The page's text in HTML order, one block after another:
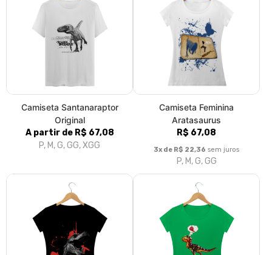
Camiseta Santanaraptor
Original
A partir de R$ 67,08
P, M, G, GG, XGG
Camiseta Feminina
Aratasaurus
R$ 67,08
3x de R$ 22,36 sem juros
P, M, G, GG